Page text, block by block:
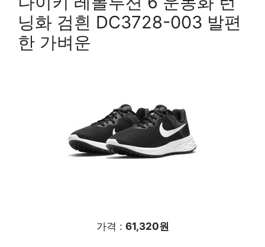
닝화 검흰 DC3728-003 발편
한 가벼운
가격 : 61,320원